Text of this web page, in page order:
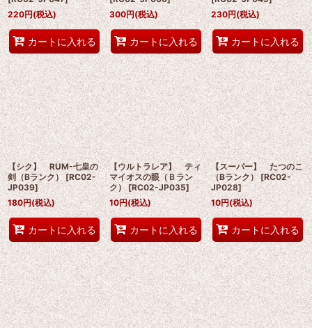
220円(税込)
カートに入れる
300円(税込)
カートに入れる
230円(税込)
カートに入れる
【シク】 RUM-七皇の
剣（Bランク） [RC02-
JP039]
180円(税込)
カートに入れる
【ウルトラレア】 ティ
マイオスの眼（Ｂラン
ク） [RC02-JP035]
10円(税込)
カートに入れる
【スーパー】 たつのこ
（Bランク） [RC02-
JP028]
10円(税込)
カートに入れる